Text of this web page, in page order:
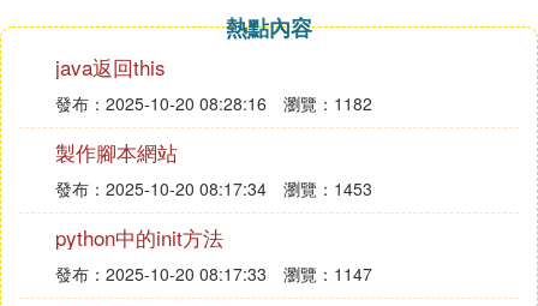
粒子編輯我自己還沒實際用到，如果真正需要我感覺
cocosbuilder的夠我用的。//更新：後來用到了Particl
eDesigner和cocosbuilder兩個軟體的粒子編輯混搭
我當時遇到的一個大麻煩是如何讓cocosbuilder、coc
os2d版本互相兼容且cocosbuilder無問題。大概情況
是這樣：cocosbuilder2.1和cocos2d-iphone2.0及2.1
版本都不協調怎麼辦？；What version of Cocosbuild
er and Cocos2d-iphone should I choose?
熱點內容
java返回this
發布：2025-10-20 08:28:16 瀏覽：1182
製作腳本網站
發布：2025-10-20 08:17:34 瀏覽：1453
python中的init方法
發布：2025-10-20 08:17:33 瀏覽：1147